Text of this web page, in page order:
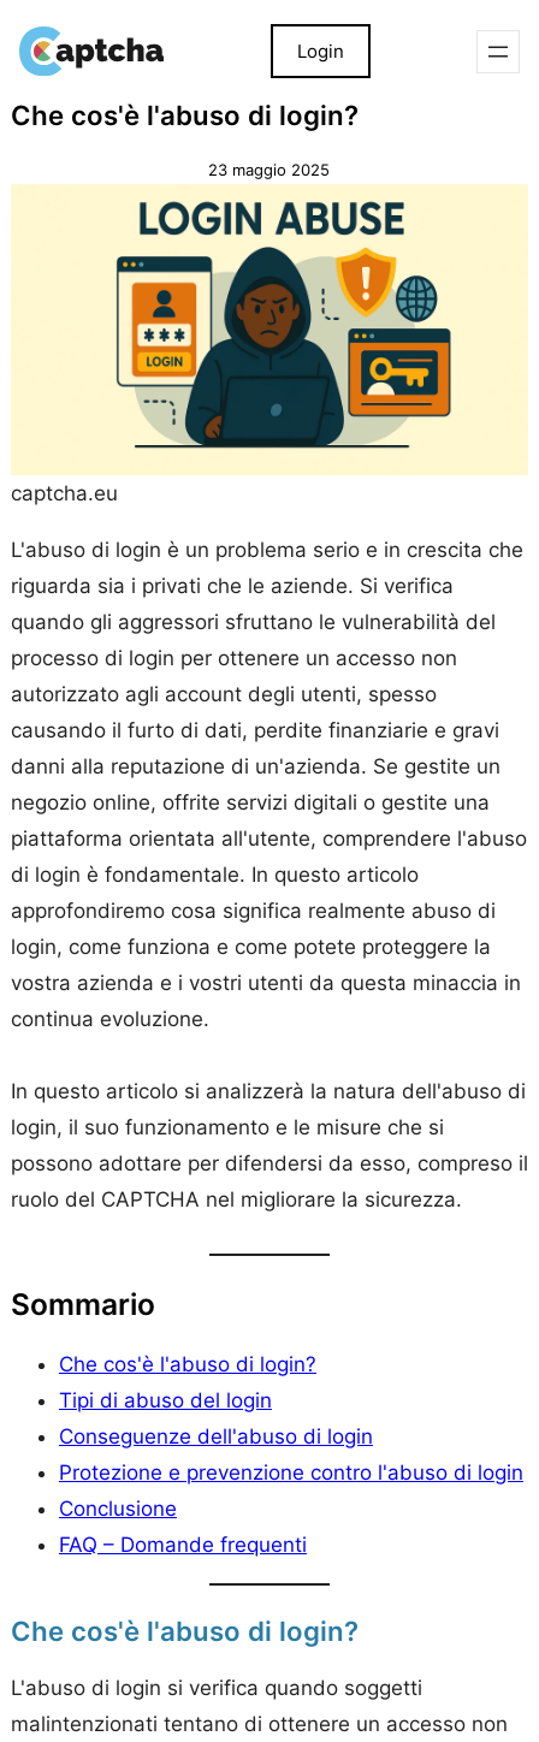
alal
Login
Che cos'è l'abuso di login?
23 maggio 2025
captcha.eu
L'abuso di login è un problema serio e in crescita che
riguarda sia i privati che le aziende. Si verifica
quando gli aggressori sfruttano le vulnerabilità del
processo di login per ottenere un accesso non
autorizzato agli account degli utenti, spesso
causando il furto di dati, perdite finanziarie e gravi
danni alla reputazione di un'azienda. Se gestite un
negozio online, offrite servizi digitali o gestite una
piattaforma orientata all'utente, comprendere l'abuso
di login è fondamentale. In questo articolo
approfondiremo cosa significa realmente abuso di
login, come funziona e come potete proteggere la
vostra azienda e i vostri utenti da questa minaccia in
continua evoluzione.
In questo articolo si analizzerà la natura dell'abuso di
login, il suo funzionamento e le misure che si
possono adottare per difendersi da esso, compreso il
ruolo del CAPTCHA nel migliorare la sicurezza.
Sommario
Che cos'è l'abuso di login?
Tipi di abuso del login
Conseguenze dell'abuso di login
Protezione e prevenzione contro l'abuso di login
Conclusione
FAQ – Domande frequenti
Che cos'è l'abuso di login?
L'abuso di login si verifica quando soggetti
malintenzionati tentano di ottenere un accesso non